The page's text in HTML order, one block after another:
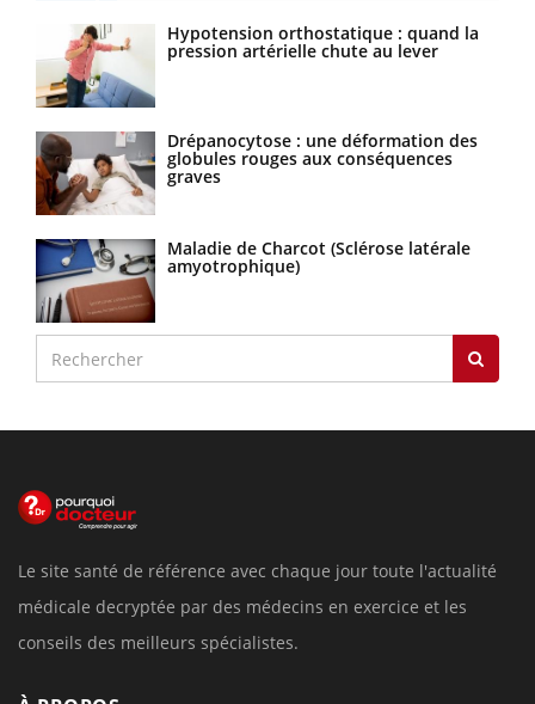
Hypotension orthostatique : quand la
pression artérielle chute au lever
Drépanocytose : une déformation des
globules rouges aux conséquences
graves
Maladie de Charcot (Sclérose latérale
amyotrophique)
Le site santé de référence avec chaque jour toute l'actualité
médicale decryptée par des médecins en exercice et les
conseils des meilleurs spécialistes.